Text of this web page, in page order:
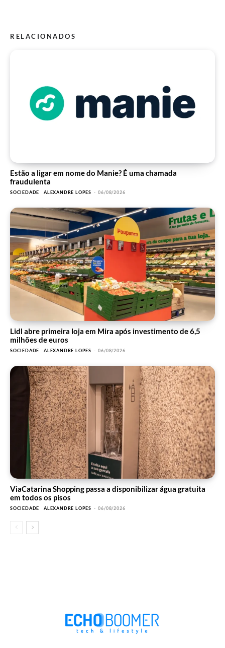
RELACIONADOS
Estão a ligar em nome do Manie? É uma chamada
fraudulenta
SOCIEDADE ALEXANDRE LOPES - 06/08/2026
Lidl abre primeira loja em Mira após investimento de 6,5
milhões de euros
SOCIEDADE ALEXANDRE LOPES - 06/08/2026
ViaCatarina Shopping passa a disponibilizar água gratuita
em todos os pisos
SOCIEDADE ALEXANDRE LOPES - 06/08/2026